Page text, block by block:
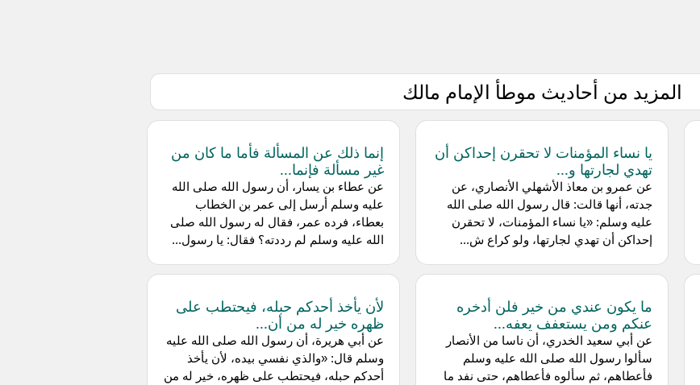
المزيد من أحاديث موطأ الإمام مالك
يا نساء المؤمنات لا تحقرن إحداكن أن
تهدي لجارتها و...
عن عمرو بن معاذ الأشهلي الأنصاري، عن
جدته، أنها قالت: قال رسول الله صلى الله
عليه وسلم: «يا نساء المؤمنات، لا تحقرن
إحداكن أن تهدي لجارتها، ولو كراع ش...
ما يكون عندي من خير فلن أدخره
عنكم ومن يستعفف يعفه...
عن أبي سعيد الخدري، أن ناسا من الأنصار
سألوا رسول الله صلى الله عليه وسلم
فأعطاهم، ثم سألوه فأعطاهم، حتى نفد ما
إنما ذلك عن المسألة فأما ما كان من
غير مسألة فإنما...
عن عطاء بن يسار، أن رسول الله صلى الله
عليه وسلم أرسل إلى عمر بن الخطاب
بعطاء، فرده عمر، فقال له رسول الله صلى
الله عليه وسلم لم رددته؟ فقال: يا رسول...
لأن يأخذ أحدكم حبله، فيحتطب على
ظهره خير له من أن...
عن أبي هريرة، أن رسول الله صلى الله عليه
وسلم قال: «والذي نفسي بيده، لأن يأخذ
أحدكم حبله، فيحتطب على ظهره، خير له من